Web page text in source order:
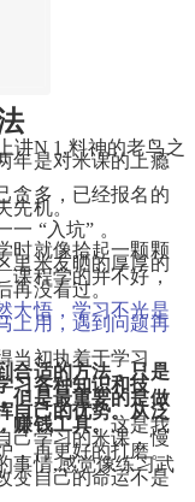
讲N 1,料神的老鸟之
年是对米课的上瘾
贪多，已经报名的
先机。
“入坑” 。
时就像拾起一颗颗
里米友晒的厚厚的
课程学的并不好，
再没看过。
大悟，学习不光是
上用，遇到问题再
当初执着于学习，
合适的方法，只是
习各种知识和技
但是最重要的是做
自己的优势。从泛
赚钱工具。这是我
己学习的米课，慢
，再更好的打磨。
事情,感觉像练习武
变自己的命运不是